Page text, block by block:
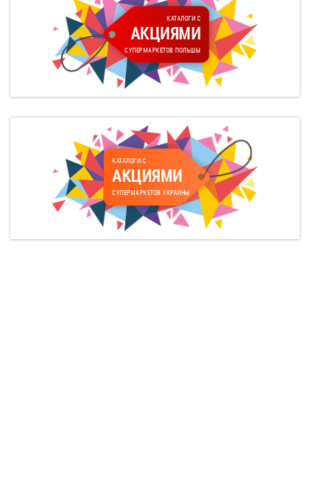
КАТАЛОГИ С
АКЦИЯМИ
СУПЕРМАРКЕТОВ ПОЛЬШЫ
КАТАЛОГИ С
АКЦИЯМИ
СУПЕРМАРКЕТОВ УКРАИНЫ